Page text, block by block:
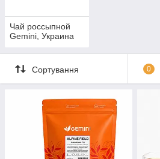
Чай россыпной
Gemini, Украина
Сортування 0